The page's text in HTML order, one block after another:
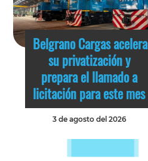
Belgrano Cargas acelera
su privatización y
prepara el llamado a
licitación para este mes
3 de agosto del 2026